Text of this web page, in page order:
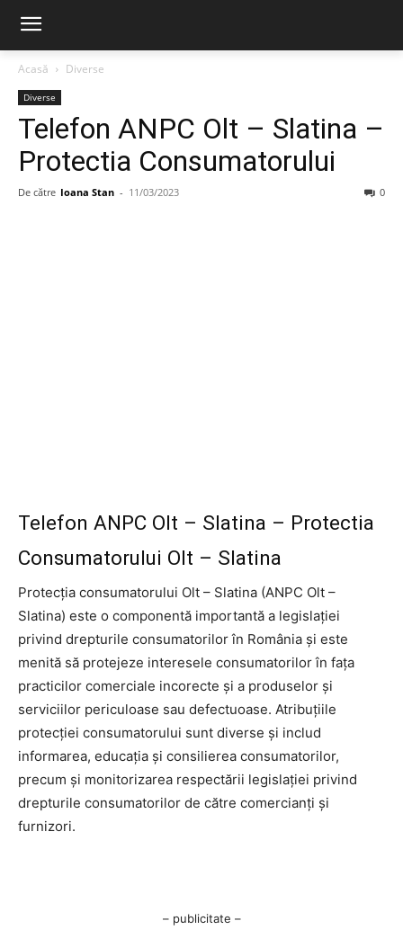
Acasă Diverse
Diverse
Telefon ANPC Olt – Slatina –
Protectia Consumatorului
De către Ioana Stan - 11/03/2023 0
Telefon ANPC Olt – Slatina – Protectia
Consumatorului Olt – Slatina
Protecția consumatorului Olt – Slatina (ANPC Olt –
Slatina) este o componentă importantă a legislației
privind drepturile consumatorilor în România și este
menită să protejeze interesele consumatorilor în fața
practicilor comerciale incorecte și a produselor și
serviciilor periculoase sau defectuoase. Atribuțiile
protecției consumatorului sunt diverse și includ
informarea, educația și consilierea consumatorilor,
precum și monitorizarea respectării legislației privind
drepturile consumatorilor de către comercianți și
furnizori.
– publicitate –